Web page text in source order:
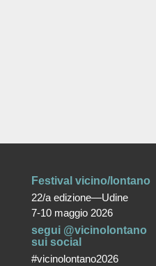
Festival vicino/lontano
22/a edizione—Udine
7-10 maggio 2026
segui @vicinolontano
sui social
#vicinolontano2026